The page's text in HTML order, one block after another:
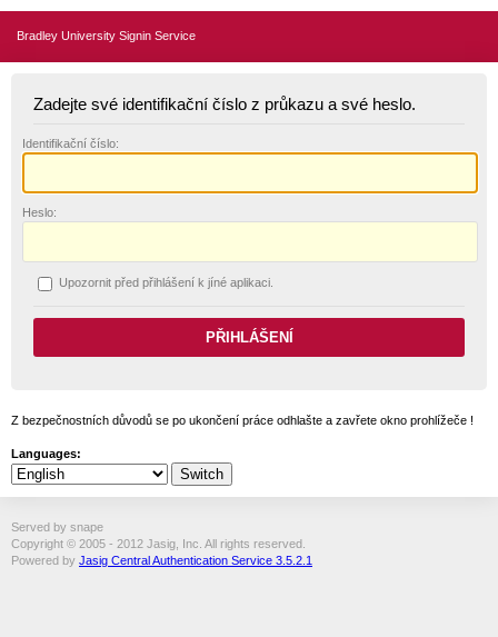
Bradley University Signin Service
Zadejte své identifikační číslo z průkazu a své heslo.
Identifikační číslo:
Heslo:
Upozornit před přihlášení k jíné aplikaci.
Z bezpečnostních důvodů se po ukončení práce odhlašte a zavřete okno prohlížeče !
Languages:
Served by snape
Copyright © 2005 - 2012 Jasig, Inc. All rights reserved.
Powered by Jasig Central Authentication Service 3.5.2.1